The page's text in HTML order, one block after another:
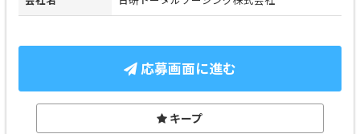
応募画面に進む
キープ